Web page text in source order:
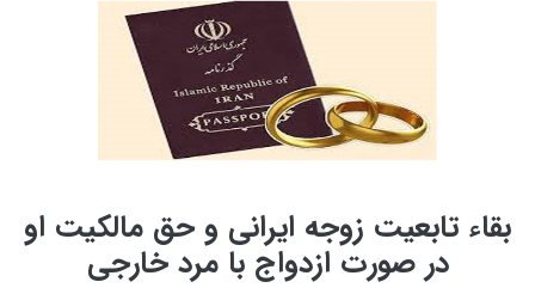
بقاء تابعیت زوجه ایرانی و حق مالکیت او
در صورت ازدواج با مرد خارجی